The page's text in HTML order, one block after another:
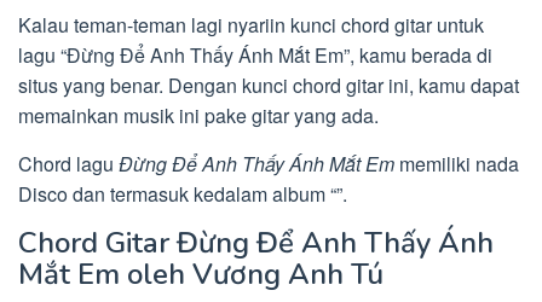
Kalau teman-teman lagi nyariin kunci chord gitar untuk
lagu “Đừng Để Anh Thấy Ánh Mắt Em”, kamu berada di
situs yang benar. Dengan kunci chord gitar ini, kamu dapat
memainkan musik ini pake gitar yang ada.
Chord lagu Đừng Để Anh Thấy Ánh Mắt Em memiliki nada
Disco dan termasuk kedalam album “”.
Chord Gitar Đừng Để Anh Thấy Ánh
Mắt Em oleh Vương Anh Tú